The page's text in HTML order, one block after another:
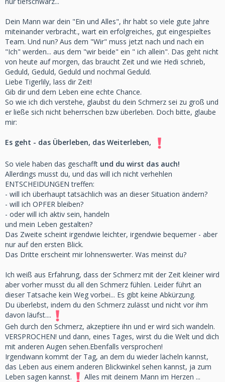
Dein Mann war dein "Ein und Alles", ihr habt so viele gute Jahre
miteinander verbracht., wart ein erfolgreiches, gut eingespieltes
Team. Und nun? Aus dem "Wir" muss jetzt nach und nach ein
"Ich" werden... aus dem "wir beide" ein " ich allein". Das geht nicht
von heute auf morgen, das braucht Zeit und wie Hedi schrieb,
Geduld, Geduld, Geduld und nochmal Geduld.
Liebe Tigerlily, lass dir Zeit!
Gib dir und dem Leben eine echte Chance.
So wie ich dich verstehe, glaubst du dein Schmerz sei zu groß und
er ließe sich nicht beherrschen bzw überleben. Doch bitte, glaube
mir:
Es geht - das Überleben, das Weiterleben,
So viele haben das geschafft und du wirst das auch!
Allerdings musst du, und das will ich nicht verhehlen
ENTSCHEIDUNGEN treffen:
- will ich überhaupt tatsächlich was an dieser Situation ändern?
- will ich OPFER bleiben?
- oder will ich aktiv sein, handeln
und mein Leben gestalten?
Das Zweite scheint irgendwie leichter, irgendwie bequemer - aber
nur auf den ersten Blick.
Das Dritte erscheint mir lohnenswerter. Was meinst du?
Ich weiß aus Erfahrung, dass der Schmerz mit der Zeit kleiner wird
aber vorher musst du all den Schmerz fühlen. Leider führt an
dieser Tatsache kein Weg vorbei... Es gibt keine Abkürzung.
Du überlebst, indem du den Schmerz zulässt und nicht vor ihm
davon läufst....
Geh durch den Schmerz, akzeptiere ihn und er wird sich wandeln.
VERSPROCHEN! und dann, eines Tages, wirst du die Welt und dich
mit anderen Augen sehen.Ebenfalls versprochen!
Irgendwann kommt der Tag, an dem du wieder lächeln kannst,
das Leben aus einem anderen Blickwinkel sehen kannst, ja zum
Leben sagen kannst.
Alles mit deinem Mann im Herzen ...